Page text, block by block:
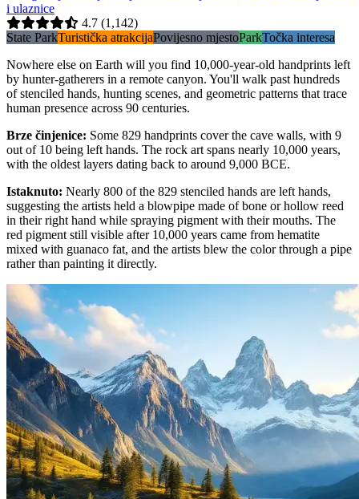
i ulaznice
4.7 (1,142)
State ParkTuristička atrakcijaPovijesno mjestoParkTočka interesa
Nowhere else on Earth will you find 10,000-year-old handprints left
by hunter-gatherers in a remote canyon. You'll walk past hundreds
of stenciled hands, hunting scenes, and geometric patterns that trace
human presence across 90 centuries.
Brze činjenice: Some 829 handprints cover the cave walls, with 9
out of 10 being left hands. The rock art spans nearly 10,000 years,
with the oldest layers dating back to around 9,000 BCE.
Istaknuto: Nearly 800 of the 829 stenciled hands are left hands,
suggesting the artists held a blowpipe made of bone or hollow reed
in their right hand while spraying pigment with their mouths. The
red pigment still visible after 10,000 years came from hematite
mixed with guanaco fat, and the artists blew the color through a pipe
rather than painting it directly.